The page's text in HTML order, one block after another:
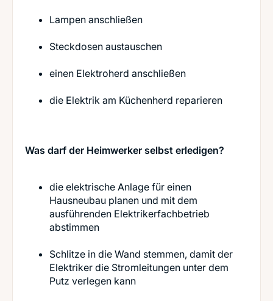
Lampen anschließen
Steckdosen austauschen
einen Elektroherd anschließen
die Elektrik am Küchenherd reparieren
Was darf der Heimwerker selbst erledigen?
die elektrische Anlage für einen
Hausneubau planen und mit dem
ausführenden Elektrikerfachbetrieb
abstimmen
Schlitze in die Wand stemmen, damit der
Elektriker die Stromleitungen unter dem
Putz verlegen kann